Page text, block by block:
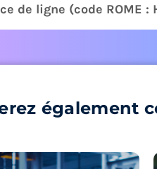
de ligne (code ROME :
également